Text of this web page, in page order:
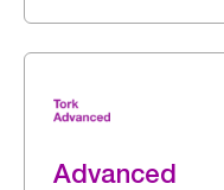
Advanced